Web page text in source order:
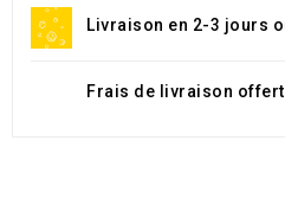
Livraison en 2-3 jours
Frais de livraison offert